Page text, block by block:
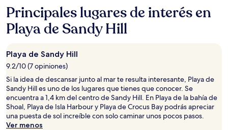
24
horas,
con
base
una
estancia
de
1
noche
para
2
adultos.
Los
Principales lugares de interés en
Playa de Sandy Hill
Playa de Sandy Hill
9.2/10 (7 opiniones)
Si la idea de descansar junto al mar te resulta interesante, Playa de
Sandy Hill es uno de los lugares que tienes que conocer. Se
encuentra a 1,4 km del centro de Sandy Hill. En Playa de la bahía de
Shoal, Playa de Isla Harbour y Playa de Crocus Bay podrás apreciar
una puesta de sol increíble con solo caminar unos pocos pasos.
Ver menos